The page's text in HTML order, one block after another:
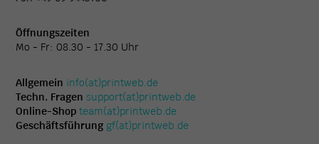
Öffnungszeiten
Mo - Fr: 08.30 - 17.30 Uhr
Allgemein info(at)printweb.de
Techn. Fragen support(at)printweb.de
Online-Shop team(at)printweb.de
Geschäftsführung gf(at)printweb.de